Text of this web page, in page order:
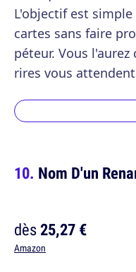
L'objectif est simple
cartes sans faire
péteur. Vous
rires vous
Nom D'un
dès25,27 €
Amazon